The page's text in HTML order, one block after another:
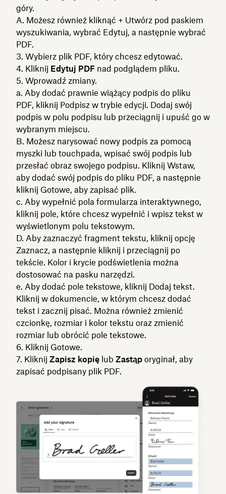
góry.
A. Możesz również kliknąć + Utwórz pod paskiem
wyszukiwania, wybrać Edytuj, a następnie wybrać
PDF.
3. Wybierz plik PDF, który chcesz edytować.
4. Kliknij Edytuj PDF nad podglądem pliku.
5. Wprowadź zmiany.
a. Aby dodać prawnie wiążący podpis do pliku
PDF, kliknij Podpisz w trybie edycji. Dodaj swój
podpis w polu podpisu lub przeciągnij i upuść go w
wybranym miejscu.
B. Możesz narysować nowy podpis za pomocą
myszki lub touchpada, wpisać swój podpis lub
przesłać obraz swojego podpisu. Kliknij Wstaw,
aby dodać swój podpis do pliku PDF, a następnie
kliknij Gotowe, aby zapisać plik.
c. Aby wypełnić pola formularza interaktywnego,
kliknij pole, które chcesz wypełnić i wpisz tekst w
wyświetlonym polu tekstowym.
D. Aby zaznaczyć fragment tekstu, kliknij opcję
Zaznacz, a następnie kliknij i przeciągnij po
tekście. Kolor i krycie podświetlenia można
dostosować na pasku narzędzi.
e. Aby dodać pole tekstowe, kliknij Dodaj tekst.
Kliknij w dokumencie, w którym chcesz dodać
tekst i zacznij pisać. Można również zmienić
czcionkę, rozmiar i kolor tekstu oraz zmienić
rozmiar lub obrócić pole tekstowe.
6. Kliknij Gotowe.
7. Kliknij Zapisz kopię lub Zastąp oryginał, aby
zapisać podpisany plik PDF.